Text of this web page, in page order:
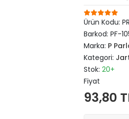
Ürün Kodu:
Barkod: PF-
Marka: P
Kategori:
Stok: 20+
Fiyat
93,80